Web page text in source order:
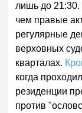
лишь до 21:30.
чем правые
регулярные
верховных
кварталах.
когда
резиденции
против